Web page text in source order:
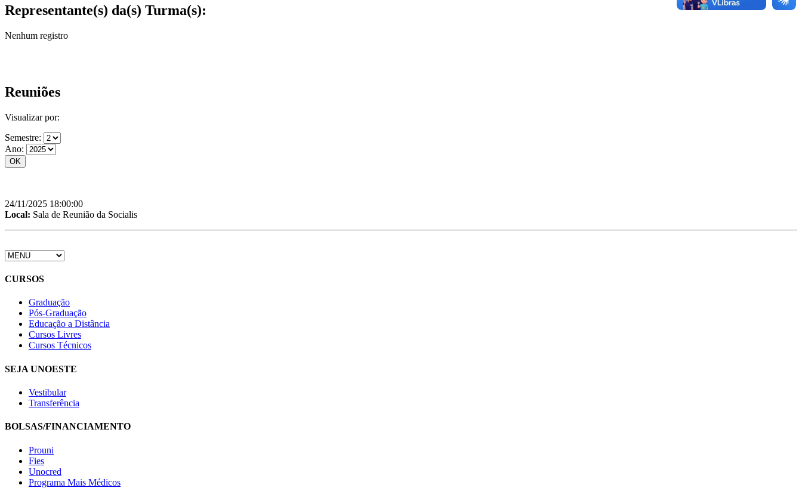
Representante(s) da(s) Turma(s):
Nenhum registro
Reuniões
Visualizar por:
Semestre:
Ano:
24/11/2025 18:00:00
Local: Sala de Reunião da Socialis
CURSOS
Graduação
Pós-Graduação
Educação a Distância
Cursos Livres
Cursos Técnicos
SEJA UNOESTE
Vestibular
Transferência
BOLSAS/FINANCIAMENTO
Prouni
Fies
Unocred
Programa Mais Médicos